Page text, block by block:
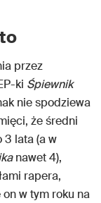
przez
ki Śpiewnik
nie spodziewa
że średni
3 lata (a w
nawet 4),
rapera,
w tym roku na